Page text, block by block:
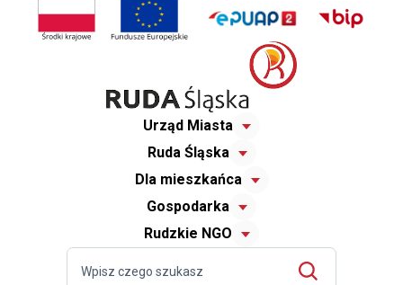
Urząd Miasta
Ruda Śląska
Dla mieszkańca
Gospodarka
Rudzkie NGO